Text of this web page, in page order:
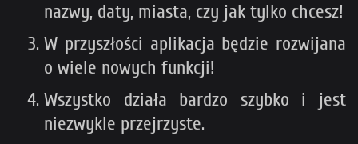
nazwy, daty, miasta, czy jak tylko chcesz!
W przyszłości aplikacja będzie rozwijana
o wiele nowych funkcji!
Wszystko działa bardzo szybko i jest
niezwykle przejrzyste.